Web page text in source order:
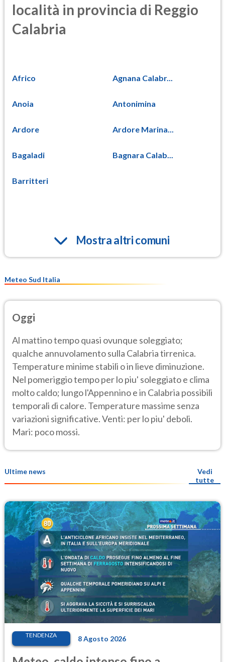
località in provincia di Reggio
Calabria
Africo Agnana Calabr...
Anoia Antonimina
Ardore Ardore Marina...
Bagaladi Bagnara Calab...
Barritteri
Mostra altri comuni
Meteo Sud Italia
Oggi
Al mattino tempo quasi ovunque soleggiato;
qualche annuvolamento sulla Calabria tirrenica.
Temperature minime stabili o in lieve diminuzione.
Nel pomeriggio tempo per lo piu' soleggiato e clima
molto caldo; lungo l'Appennino e in Calabria possibili
temporali di calore. Temperature massime senza
variazioni significative. Venti: per lo piu' deboli.
Mari: poco mossi.
Ultime news
Vedi
tutte
TENDENZA 8 Agosto 2026